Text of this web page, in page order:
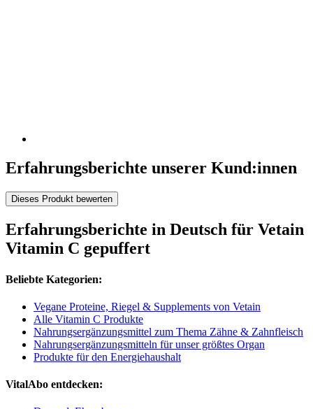
Erfahrungsberichte unserer Kund:innen
Dieses Produkt bewerten
Erfahrungsberichte in Deutsch für Vetain
Vitamin C gepuffert
Beliebte Kategorien:
Vegane Proteine, Riegel & Supplements von Vetain
Alle Vitamin C Produkte
Nahrungsergänzungsmittel zum Thema Zähne & Zahnfleisch
Nahrungsergänzungsmitteln für unser größtes Organ
Produkte für den Energiehaushalt
VitalAbo entdecken: